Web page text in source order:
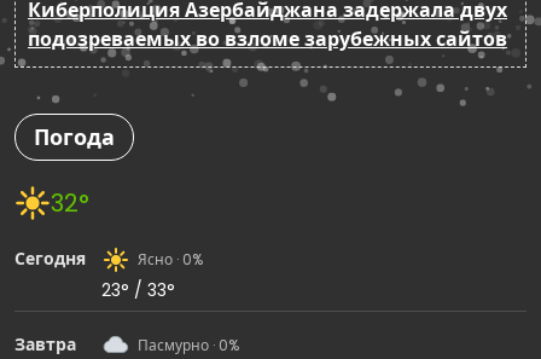
Киберполиция Азербайджана задержала двух
подозреваемых во взломе зарубежных сайтов
Погода
32°
Сегодня Ясно · 0%
23° / 33°
Завтра Пасмурно · 0%